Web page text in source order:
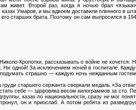
живет. Второй раз, когда я ночью брал
Умаров, и мы вдвоем доставили пленного в
старших брата. Поэтому он сам выпросился в
Кропотки, рассказывать о войне не хочется.
Ни одной! За исключением ночей в госпитале.
страшно — каждую ночь нежданным гостем
старшего сержанта сверкали медаль «За
себе — здоровяка весом килограммов за сто.
казах по национальности, сразу не мог
он и приослаб. А потом ребята из